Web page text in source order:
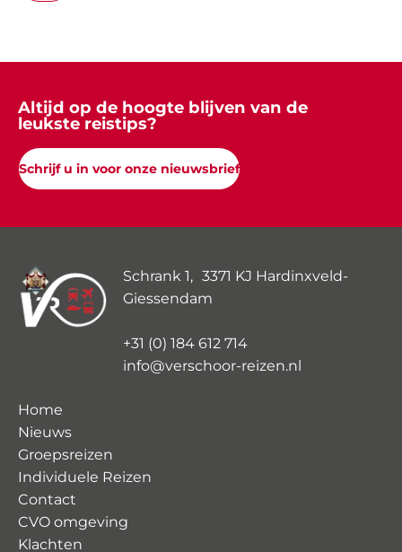
Altijd op de hoogte blijven van de
leukste reistips?
Schrijf u in voor onze nieuwsbrief
Schrank 1, 3371 KJ Hardinxveld-
Giessendam
+31 (0) 184 612 714
info@verschoor-reizen.nl
Home
Nieuws
Groepsreizen
Individuele Reizen
Contact
CVO omgeving
Klachten